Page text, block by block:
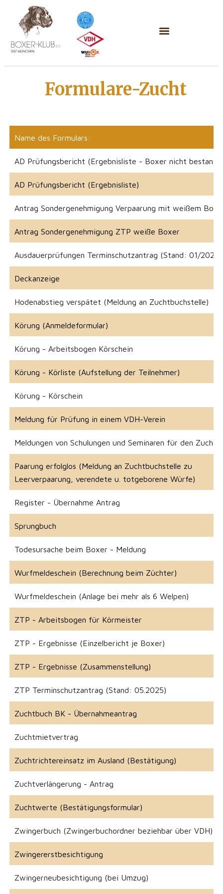
Formulare-Zucht
Name des Formulars:
AD Prüfungsbericht (Ergebnisliste - Boxer nicht
AD Prüfungsbericht (Ergebnisliste)
Antrag Sondergenehmigung Verpaarung mit weißem
Antrag Sondergenehmigung ZTP weiße Boxer
Ausdauerprüfungen Terminschutzantrag (Stand: 01/2024)
Deckanzeige
Hodenabstieg verspätet (Meldung an Zuchtbuchstelle)
Körung (Anmeldeformular)
Körung - Arbeitsbogen Körschein
Körung - Körliste (Aufstellung der Teilnehmer)
Körung - Körschein
Meldung für Prüfung in einem VDH-Verein
Meldungen von Schulungen und Seminaren für den
Paarung erfolglos (Meldung an Zuchtbuchstelle zu
Leerverpaarung, verendete u. totgeborene Würfe)
Register - Übernahme Antrag
Sprungbuch
Todesursache beim Boxer - Meldung
Wurfmeldeschein (Berechnung beim Züchter)
Wurfmeldeschein (Anlage bei mehr als 6 Welpen)
ZTP - Arbeitsbogen für Körmeister
ZTP - Ergebnisse (Einzelbericht je Boxer)
ZTP - Ergebnisse (Zusammenstellung)
ZTP Terminschutzantrag (Stand: 05.2025)
Zuchtbuch BK - Übernahmeantrag
Zuchtmietvertrag
Zuchtrichtereinsatz im Ausland (Bestätigung)
Zuchtverlängerung - Antrag
Zuchtwerte (Bestätigungsformular)
Zwingerbuch (Zwingerbuchordner beziehbar über VDH)
Zwingererstbesichtigung
Zwingerneubesichtigung (bei Umzug)